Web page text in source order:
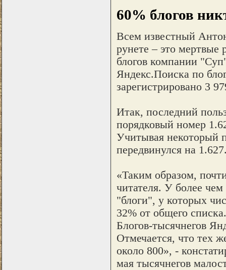
60% блогов
Всем известный
рунете – это мертвые
блогов компании
Яндекс.Поиска по
зарегистрировано 3
Итак, последний
порядковый номер
Учитывая некоторый
передвинулся на
«Таким образом,
читателя. У более
"блоги", у которых
32% от общего
Блогов-тысячнегов
Отмечается, что тех
около 800», -
мая тысячнегов